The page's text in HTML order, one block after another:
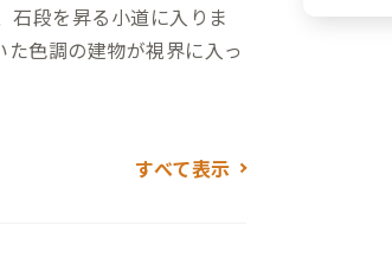
石段を昇る小道に入りま
色調の建物が視界に入っ
調和し、訪れる方々を暖
すべて表示